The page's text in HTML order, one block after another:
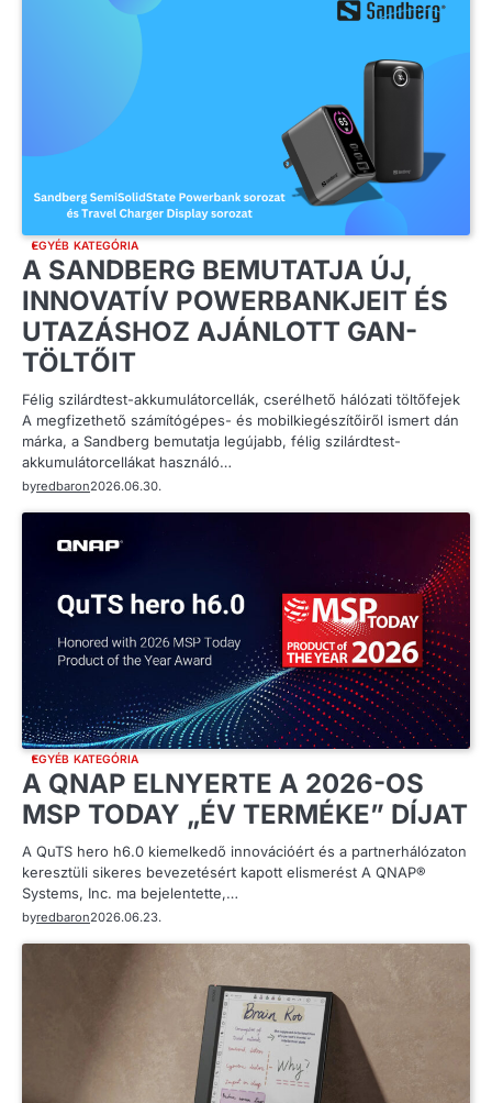
EGYÉB KATEGÓRIA
A SANDBERG BEMUTATJA ÚJ,
INNOVATÍV POWERBANKJEIT ÉS
UTAZÁSHOZ AJÁNLOTT GAN-
TÖLTŐIT
Félig szilárdtest-akkumulátorcellák, cserélhető hálózati töltőfejek
A megfizethető számítógépes- és mobilkiegészítőiről ismert dán
márka, a Sandberg bemutatja legújabb, félig szilárdtest-
akkumulátorcellákat használó…
byredbaron2026.06.30.
EGYÉB KATEGÓRIA
A QNAP ELNYERTE A 2026-OS
MSP TODAY „ÉV TERMÉKE” DÍJAT
A QuTS hero h6.0 kiemelkedő innovációért és a partnerhálózaton
keresztüli sikeres bevezetésért kapott elismerést A QNAP®
Systems, Inc. ma bejelentette,…
byredbaron2026.06.23.